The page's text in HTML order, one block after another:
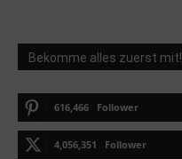
Bekomme alles zuerst mit!
616,466 Follower
4,056,351 Follower